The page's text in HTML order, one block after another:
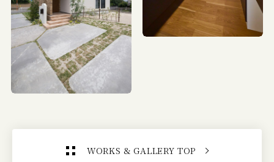
WORKS & GALLERY TOP